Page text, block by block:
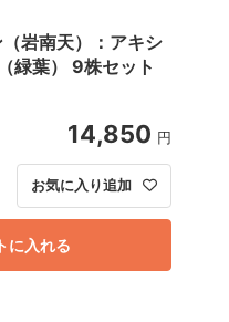
岩南天）：アキシ
緑葉） 9株セット
14,850 円
に入れる
お気に入り追加